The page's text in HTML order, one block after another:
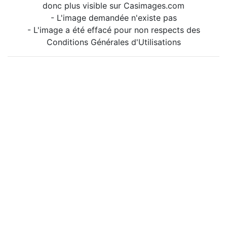
donc plus visible sur Casimages.com
- L'image demandée n'existe pas
- L'image a été effacé pour non respects des
Conditions Générales d'Utilisations